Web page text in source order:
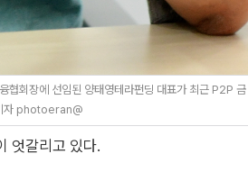
협회장에 선임된 양태영테라펀딩 대표가 최근 P2P 금
자 photoeran@
엇갈리고 있다.